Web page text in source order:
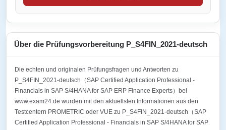
Über die Prüfungsvorbereitung P_S4FIN_2021-deutsch
Die echten und originalen Prüfungsfragen und Antworten zu
P_S4FIN_2021-deutsch（SAP Certified Application Professional -
Financials in SAP S/4HANA for SAP ERP Finance Experts）bei
www.exam24.de wurden mit den aktuellsten Informationen aus den
Testcentern PROMETRIC oder VUE zu P_S4FIN_2021-deutsch（SAP
Certified Application Professional - Financials in SAP S/4HANA for SAP